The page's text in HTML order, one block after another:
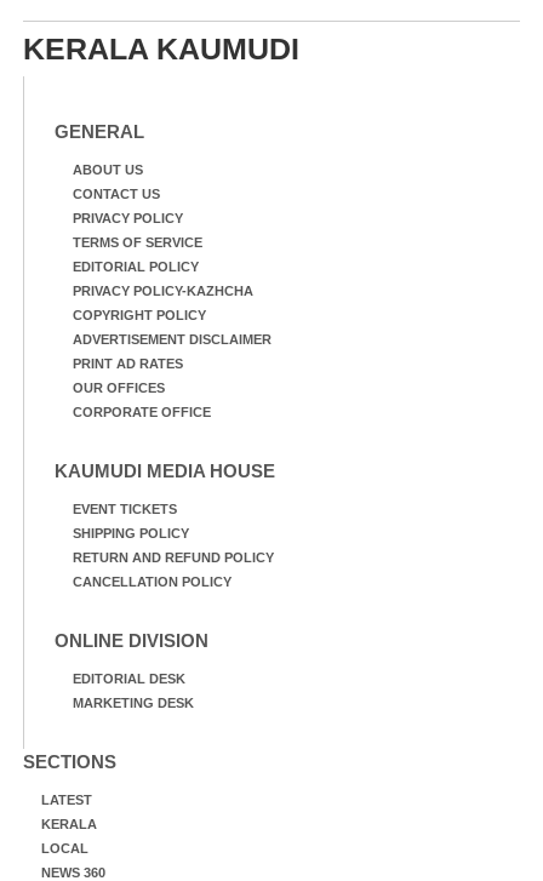
വിദ്യാഭവൻ സർദാർ
പട്ടേൽ സഭാഗൃഹത്തിൽ
എം. അക്ഷതയുടെ
അവതരിപ്പിച്ച ലയ നമൻ
KERALA KAUMUDI
GENERAL
ABOUT US
CONTACT US
PRIVACY POLICY
TERMS OF SERVICE
EDITORIAL POLICY
PRIVACY POLICY-KAZHCHA
COPYRIGHT POLICY
ADVERTISEMENT DISCLAIMER
PRINT AD RATES
OUR OFFICES
CORPORATE OFFICE
KAUMUDI MEDIA HOUSE
EVENT TICKETS
SHIPPING POLICY
RETURN AND REFUND POLICY
CANCELLATION POLICY
ONLINE DIVISION
EDITORIAL DESK
MARKETING DESK
SECTIONS
LATEST
KERALA
LOCAL
NEWS 360